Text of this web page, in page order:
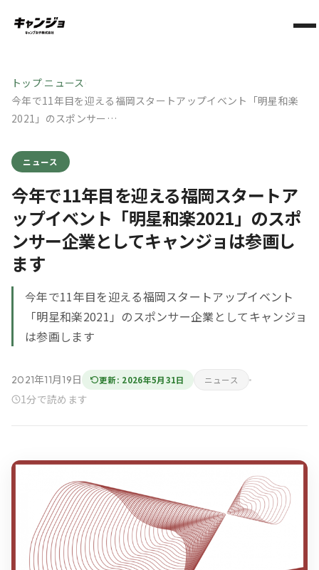
トップ›ニュース ›
今年で11年目を迎える福岡スタートアップイベント「明星和楽
2021」のスポンサー…
ニュース
今年で11年目を迎える福岡スタートア
ップイベント「明星和楽2021」のスポ
ンサー企業としてキャンジョは参画し
ます
今年で11年目を迎える福岡スタートアップイベント
「明星和楽2021」のスポンサー企業としてキャンジョ
は参画します
2021年11月19日 更新: 2026年5月31日 ニュース
1分で読めます